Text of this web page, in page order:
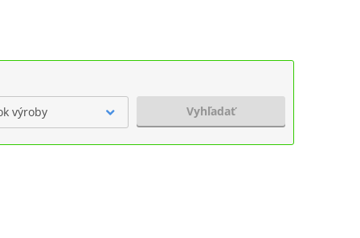
výroby Vyhľadať